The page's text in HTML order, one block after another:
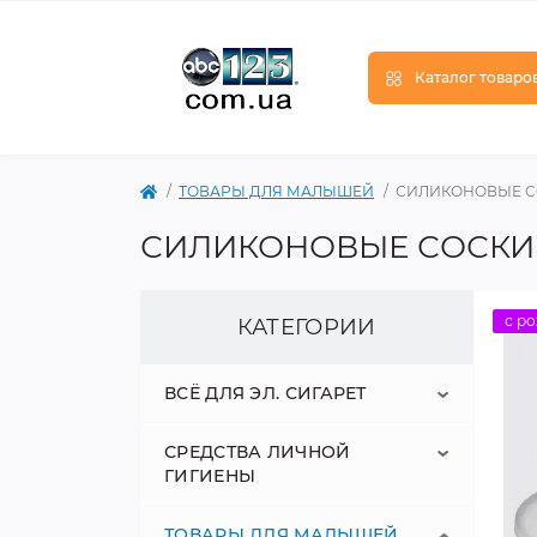
Каталог
ТОВАРЫ ДЛЯ МАЛЫШЕЙ СИЛИКОНОВЫЕ
СИЛИКОНОВЫЕ СОСКИ
КАТЕГОРИИ
ВСЁ ДЛЯ ЭЛ. СИГАРЕТ
ЖИДКОСТИ ДЛЯ СИГАРЕТ
СРЕДСТВА ЛИЧНОЙ
ГИГИЕНЫ
с